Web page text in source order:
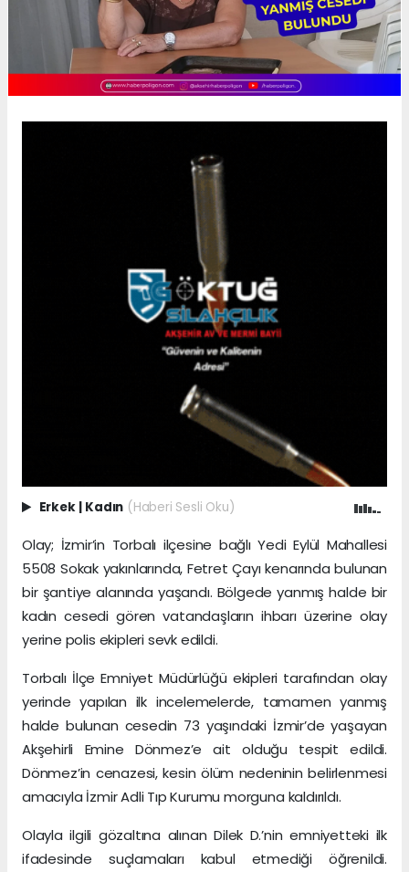
Erkek | Kadın (Haberi Sesli Oku)
Olay; İzmir’in Torbalı ilçesine bağlı Yedi Eylül Mahallesi
5508 Sokak yakınlarında, Fetret Çayı kenarında bulunan
bir şantiye alanında yaşandı. Bölgede yanmış halde bir
kadın cesedi gören vatandaşların ihbarı üzerine olay
yerine polis ekipleri sevk edildi.
Torbalı İlçe Emniyet Müdürlüğü ekipleri tarafından olay
yerinde yapılan ilk incelemelerde, tamamen yanmış
halde bulunan cesedin 73 yaşındaki İzmir’de yaşayan
Akşehirli Emine Dönmez’e ait olduğu tespit edildi.
Dönmez’in cenazesi, kesin ölüm nedeninin belirlenmesi
amacıyla İzmir Adli Tıp Kurumu morguna kaldırıldı.
Olayla ilgili gözaltına alınan Dilek D.’nin emniyetteki ilk
ifadesinde suçlamaları kabul etmediği öğrenildi.